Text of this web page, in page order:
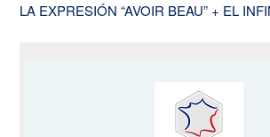
LA EXPRESIÓN “AVOIR BEAU” + EL